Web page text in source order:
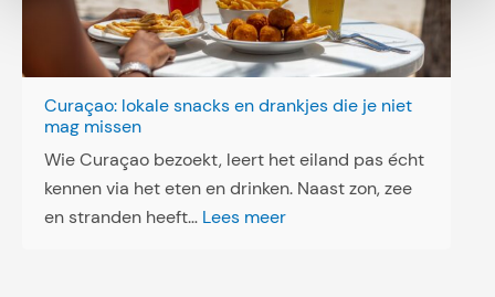
e
n
:
D
i
r
e
c
Curaçao: lokale snacks en drankjes die je niet
mag missen
Wie Curaçao bezoekt, leert het eiland pas écht
kennen via het eten en drinken. Naast zon, zee
en stranden heeft… Lees meer: